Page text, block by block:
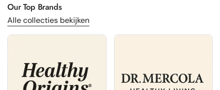
Our Top Brands
Alle collecties bekijken